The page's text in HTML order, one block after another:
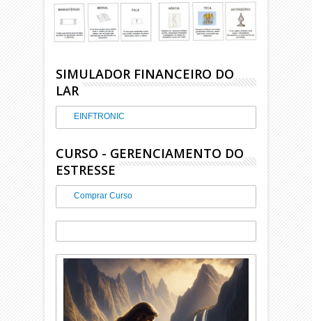
SIMULADOR FINANCEIRO DO
LAR
EINFTRONIC
CURSO - GERENCIAMENTO DO
ESTRESSE
Comprar Curso